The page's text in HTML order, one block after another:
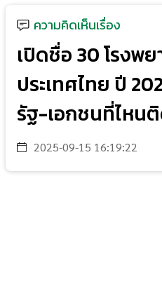
ความคิดเห็นเรื่อง
เปิดชื่อ 30 โรงพ
ประเทศไทย ปี
รัฐ-เอกชนที่ไหน
2025-09-15 16:19:22